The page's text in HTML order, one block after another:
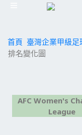
首頁 臺灣企業甲級足
排名變化圖
AFC Women's
League